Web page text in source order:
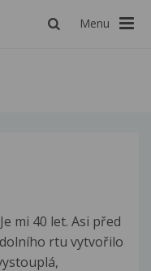
Menu
mi 40 let. Asi před
rtu vytvořilo